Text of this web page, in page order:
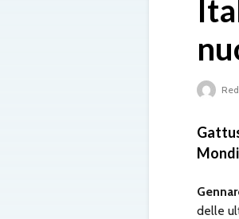
delle